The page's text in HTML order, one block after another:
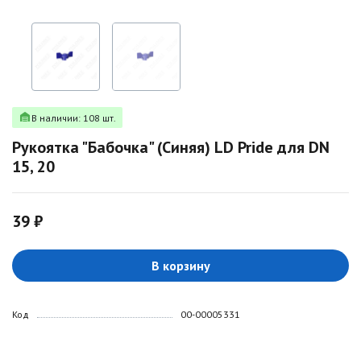
В наличии: 108 шт.
Рукоятка "Бабочка" (Синяя) LD Pride для DN
15, 20
39 ₽
В корзину
Код 00-00005331